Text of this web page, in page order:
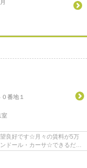
０番地１
室
良好です☆月々の賃料が5万
ドール・カーサ☆できるだけ